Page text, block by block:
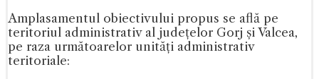
Amplasamentul obiectivului propus se află pe
teritoriul administrativ al județelor Gorj și Valcea,
pe raza următoarelor unități administrativ
teritoriale: